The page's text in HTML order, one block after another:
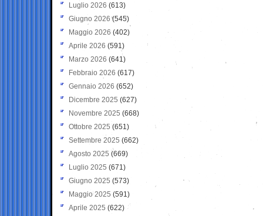
Luglio 2026 (613)
Giugno 2026 (545)
Maggio 2026 (402)
Aprile 2026 (591)
Marzo 2026 (641)
Febbraio 2026 (617)
Gennaio 2026 (652)
Dicembre 2025 (627)
Novembre 2025 (668)
Ottobre 2025 (651)
Settembre 2025 (662)
Agosto 2025 (669)
Luglio 2025 (671)
Giugno 2025 (573)
Maggio 2025 (591)
Aprile 2025 (622)